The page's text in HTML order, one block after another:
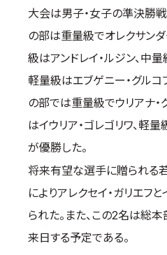
プライ
サイト
日本語
大会は男子・女子の準決勝
の部は重量級でオレクサンダ
級はアンドレイ・ルジン、中量
軽量級はエブゲニー・グル
の部では重量級でウリアナ・
はイウリア・ゴレゴリワ、軽
が優勝した。
将来有望な選手に贈られる
によりアレクセイ・ガリエフ
られた。また、この2名は総
来日する予定である。